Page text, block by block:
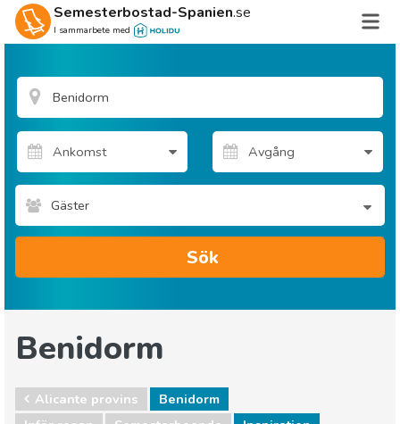
Semesterbostad-Spanien.se
I sammarbete med
Gäster
Sök
Benidorm
Alicante provins
Benidorm